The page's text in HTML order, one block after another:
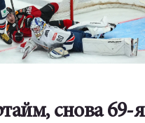
снова 69-я